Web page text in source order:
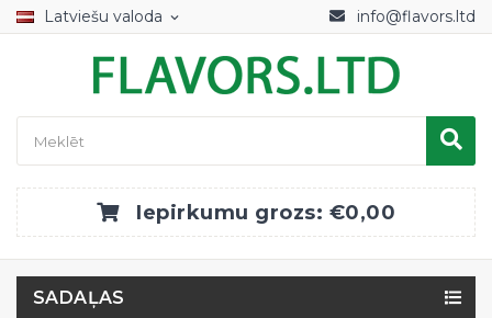
Latviešu valoda expand_more info@flavors.ltd
Iepirkumu grozs: €0,00
SADAĻAS